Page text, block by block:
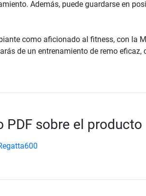
Además, puede guardarse en
como aficionado al fitness, con la
de un entrenamiento de remo eficaz,
PDF sobre el producto